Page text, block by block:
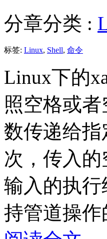
分章分类 :
标签: Linux, Shell, 命令
Linux下的
照空格或
数传递给指
次，传入
输入的执
持管道操